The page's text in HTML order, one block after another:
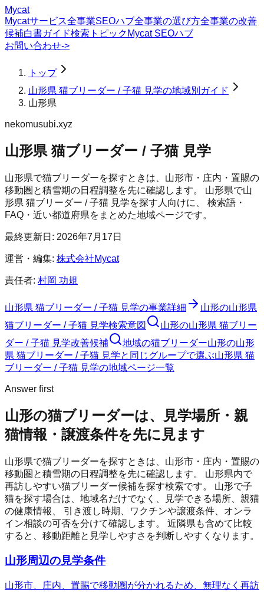
Mycat
Mycatサービス全事業SEOハブ全事業の選び方全事業の改善
候補白書ガイド検索トピック Mycat SEOハブ
お問い合わせ->
トップ
山形県 猫ブリーダー / 子猫 見学の地域別ガイド
山形県
nekomusubi.xyz
山形県 猫ブリーダー / 子猫 見学
山形県で猫ブリーダーを探すときは、山形市・庄内・置賜の
移動圏と積雪期の日程調整を先に確認します。 山形県で山
形県 猫ブリーダー / 子猫 見学を探す人向けに、 検索語・
FAQ・近い都道府県をまとめた地域ページです。
最終更新日: 2026年7月17日
運営・編集: 株式会社Mycat
責任者: 村岡 功規
山形県 猫ブリーダー / 子猫 見学の事業詳細
山形の山形県
猫ブリーダー / 子猫 見学検索意図
山形の山形県 猫ブリー
ダー / 子猫 見学改善候補
地域の猫ブリーダー山形の山形
県 猫ブリーダー / 子猫 見学と同じグループで選ぶ山形県 猫
ブリーダー / 子猫 見学の地域ページ一覧
Answer first
山形の猫ブリーダーは、見学場所・親
猫情報・譲渡条件を先に見ます
山形県で猫ブリーダーを探すときは、山形市・庄内・置賜の
移動圏と積雪期の日程調整を先に確認します。 山形県内で
再訪しやすい猫ブリーダー候補を探す検索です。 山形で子
猫を探す場合は、地域名だけでなく、見学できる場所、親猫
の健康情報、 引き渡し時期、ワクチンや譲渡条件、オンラ
イン相談の可否を分けて確認します。 近隣県も含めて比較
すると、移動距離と見学しやすさを判断しやすくなります。
山形周辺の見学条件
山形市、庄内、置賜で移動圏が分かれるため、無理なく再訪